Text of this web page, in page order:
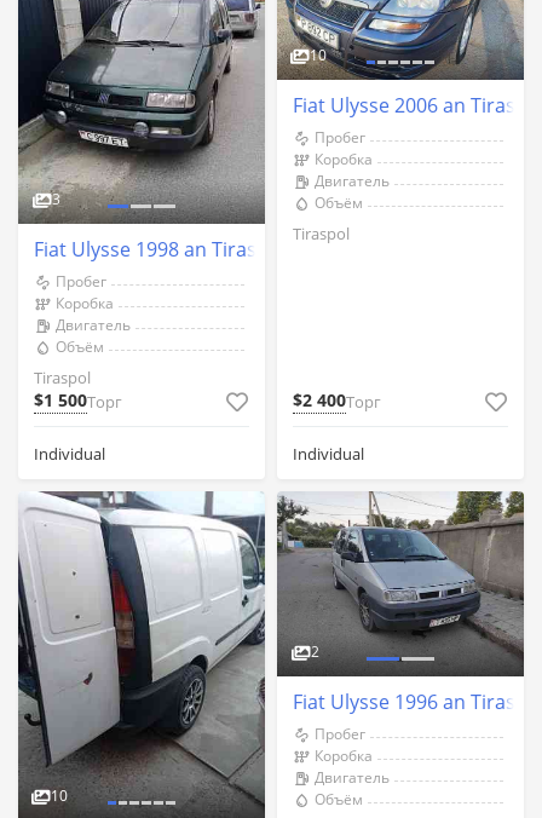
3
Fiat Ulysse 1998 an Tiraspol
Пробег
Коробка
Двигатель
Объём
Tiraspol
$1 500Торг
Individual
10
Fiat Ulysse 2006 an
Пробег
Коробка
Двигатель
Объём
Tiraspol
$2 400Торг
Individual
10
2
Fiat Ulysse 1996 an
Пробег
Коробка
Двигатель
Объём